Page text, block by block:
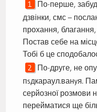
По-перше,
дзвінки, смс –
прохання,
Постав себе на
Тобі б це
По-друге, не
пsдкараул.ванyя.
серйозної розмови
перейматися ще